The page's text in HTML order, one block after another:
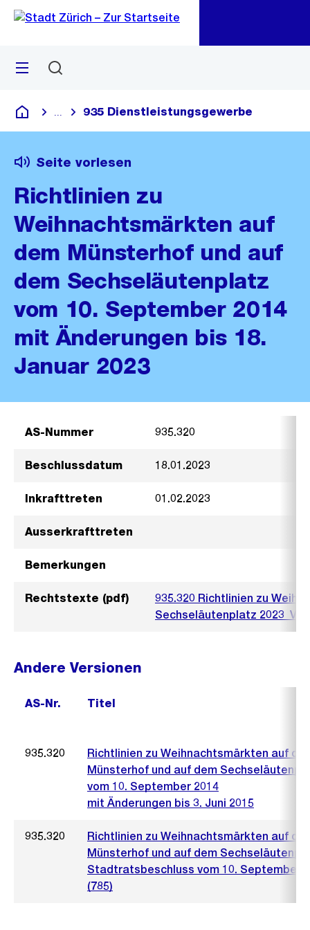
Navigation
Sprunglink
Menü
Deutsch
Blende alle Breadcrumbs ein
935 Dienstleistungsgewerbe
Seite vorlesen
Richtlinien zu
Weihnachtsmärkten auf
dem Münsterhof und auf
dem Sechseläutenplatz
vom 10. September 2014
mit Änderungen bis 18.
Januar 2023
AS-Nummer 935.320
Beschlussdatum 18.01.2023
Inkrafttreten 01.02.2023
Ausserkrafttreten
Bemerkungen
Rechtstexte (pdf)
935.320 Richtlinien zu
Sechseläutenplatz
Andere Versionen
AS-Nr. Titel
935.320
Richtlinien zu Weihnachtsmärkten auf
Münsterhof und auf dem
vom 10. September 2014
mit Änderungen bis 3. Juni 2015
935.320
Richtlinien zu Weihnachtsmärkten auf
Münsterhof und auf dem
Stadtratsbeschluss vom 10. September
(785)